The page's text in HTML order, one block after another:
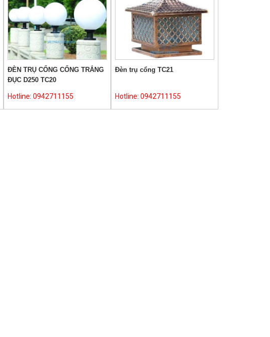
ĐÈN TRỤ CỔNG CỔNG TRẮNG
ĐỤC D250 TC20
Hotline: 0942711155
Đèn trụ cổng TC21
Hotline: 0942711155